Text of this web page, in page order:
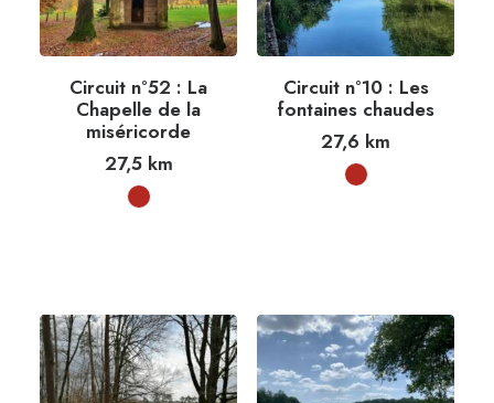
Circuit n°52 : La
Chapelle de la
miséricorde
27,5km
Circuit n°10 : Les
fontaines chaudes
27,6 km